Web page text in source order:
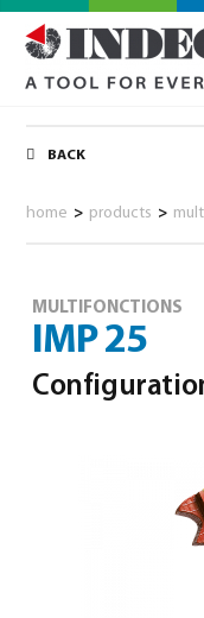
BACK
home > products >
MULTIFONCTIONS
IMP 25